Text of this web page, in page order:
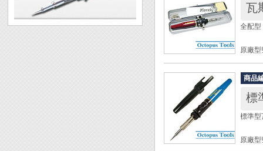
第
◆ 用途
冷凍
◆ 出風
產品
瓦
全配
原廠
全長
重量
烙鐵
噴火
使用
商品
標準型
原廠